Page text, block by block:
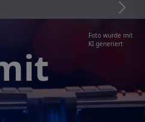
Foto wurde mit
KI generiert